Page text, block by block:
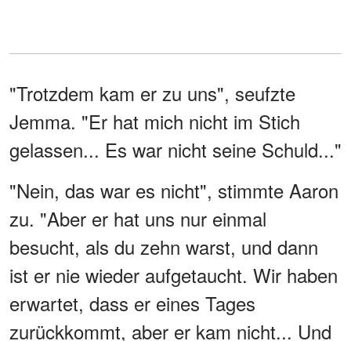
"Trotzdem kam er zu uns", seufzte
Jemma. "Er hat mich nicht im Stich
gelassen... Es war nicht seine Schuld..."
"Nein, das war es nicht", stimmte Aaron
zu. "Aber er hat uns nur einmal
besucht, als du zehn warst, und dann
ist er nie wieder aufgetaucht. Wir haben
erwartet, dass er eines Tages
zurückkommt, aber er kam nicht... Und